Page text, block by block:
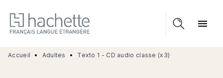
MENU RECHERCHE
CONTENU
PIED DE PAGE
menu
Accueil • Adultes • Texto 1 - CD audio classe (x3)